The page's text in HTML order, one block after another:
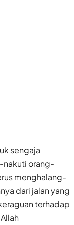
sengaja
nakuti orang-
menghalang-
dari jalan yang
terhadap